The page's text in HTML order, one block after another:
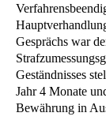
Gesprächs war
Geständnisses
Jahr 4 Monate
Bewährung in